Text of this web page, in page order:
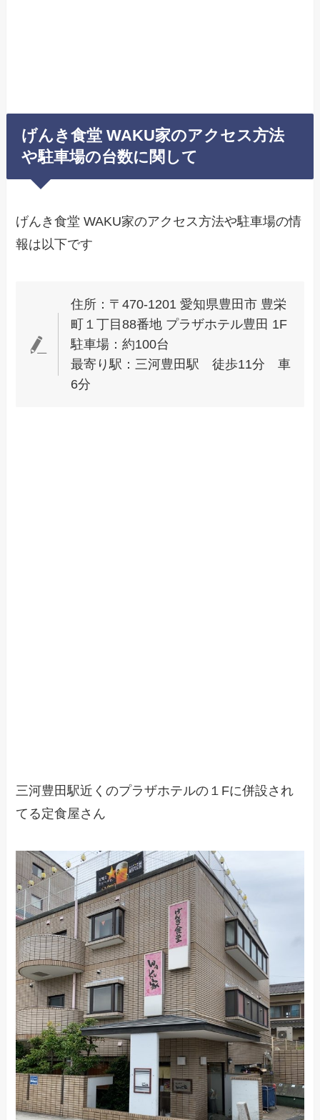
げんき食堂 WAKU家のアクセス方法
や駐車場の台数に関して
げんき食堂 WAKU家のアクセス方法や駐車場の情
報は以下です
住所：〒470-1201 愛知県豊田市 豊栄
町１丁目88番地 プラザホテル豊田 1F
駐車場：約100台
最寄り駅：三河豊田駅 徒歩11分 車
6分
三河豊田駅近くのプラザホテルの１Fに併設され
てる定食屋さん